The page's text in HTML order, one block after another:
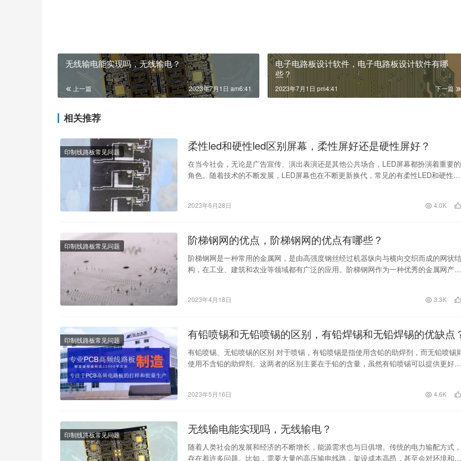
无线输电能实现吗，无线输电？
上一篇 2023年7月1日 am6:41
电子电路板设计软件，电子电路板设计软件有哪
些？
下一篇
2023年7月1日 pm4:41
相关推荐
印制线路板常见问题 柔性led和硬性led区别屏幕，柔性屏好还是硬性屏好？
在当今社会，无论是广告宣传、演出表演还是其他公共场合，LED屏幕都扮演着重要的
角色。随着技术的不断发展，LED屏幕也在不断更新换代，常见的有柔性LED和硬性
2023年6月28日 4.0K
印制线路板常见问题 阶梯钢网的优点，阶梯钢网的优点有哪些？
阶梯钢网是一种常用的金属网，是由高强度钢丝经过机器纵向与横向交织而成的网状结
构，在工业、建筑和农业等领域都有广泛的应用。阶梯钢网作为一种优秀的金属网产
2023年4月18日 3.3K
印制线路板常见问题 有铅喷锡和无铅喷锡的区别，有铅焊锡和无铅焊锡的优缺点
有铅喷锡、无铅喷锡的区别 对于喷锡，有铅喷锡是指使用含铅的助焊剂，而无铅喷锡
使用不含铅的助焊剂。这两者的区别主要在于铅的含量，虽然有铅喷锡可以提供更好的
2023年5月16日 4.6K
印制线路板常见问题 无线输电能实现吗，无线输电？
随着人类社会的发展和经济的不断增长，能源需求也与日俱增。传统的电力输配方式，
存在着许多问题。比如，需要大量的高压输电线路，架设成本高昂，甚至会对环境和生